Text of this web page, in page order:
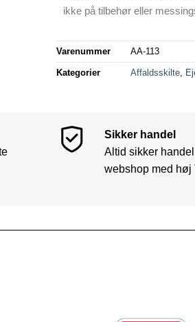
ikke på tilbehør eller
Varenummer AA-113
Kategorier Affaldsskilte
Sikker handel
Altid sikker
webshop med høj